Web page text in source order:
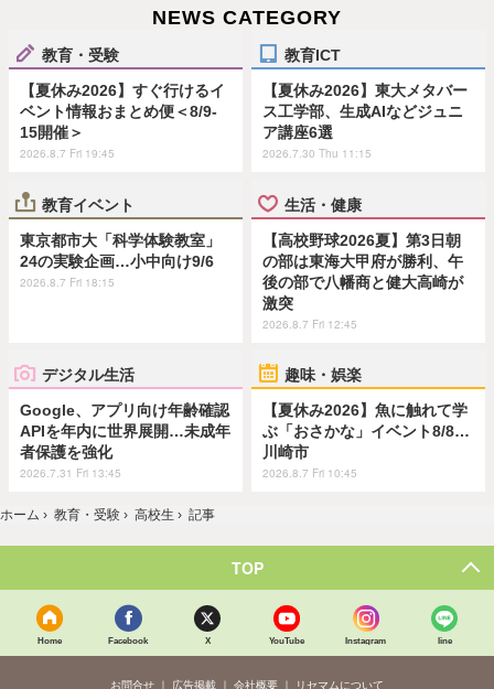
NEWS CATEGORY
教育・受験
【夏休み2026】すぐ行けるイ
ベント情報おまとめ便＜8/9-
15開催＞
2026.8.7 Fri 19:45
教育ICT
【夏休み2026】東大メタバー
ス工学部、生成AIなどジュニ
ア講座6選
2026.7.30 Thu 11:15
教育イベント
東京都市大「科学体験教室」
24の実験企画…小中向け9/6
2026.8.7 Fri 18:15
生活・健康
【高校野球2026夏】第3日朝
の部は東海大甲府が勝利、午
後の部で八幡商と健大高崎が
激突
2026.8.7 Fri 12:45
デジタル生活
Google、アプリ向け年齢確認
APIを年内に世界展開…未成年
者保護を強化
2026.7.31 Fri 13:45
趣味・娯楽
【夏休み2026】魚に触れて学
ぶ「おさかな」イベント8/8…
川崎市
2026.8.7 Fri 10:45
ホーム › 教育・受験 › 高校生 › 記事
TOP
Home Facebook X YouTube Instagram line
お問合せ 広告掲載 会社概要 リセマムについて